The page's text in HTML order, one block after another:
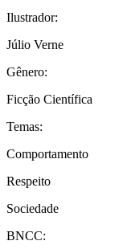
Ilustrador:
Júlio Verne
Gênero:
Ficção Científica
Temas:
Comportamento
Respeito
Sociedade
BNCC: